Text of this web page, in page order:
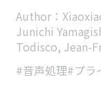
Author：
Junichi
Todisco, Jean-
#音声処理#プラ